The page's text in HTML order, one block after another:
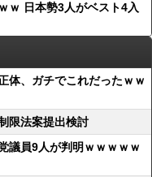
ｗ 日本勢3人がベスト4入
体、ガチでこれだったｗｗ
限法案提出検討
議員9人が判明ｗｗｗｗｗ